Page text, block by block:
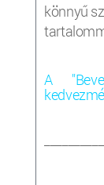
könnyű
A